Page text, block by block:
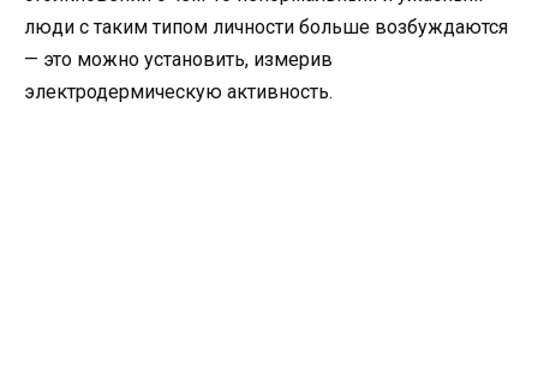
люди с таким типом личности больше возбуждаются
— это можно установить, измерив
электродермическую активность.